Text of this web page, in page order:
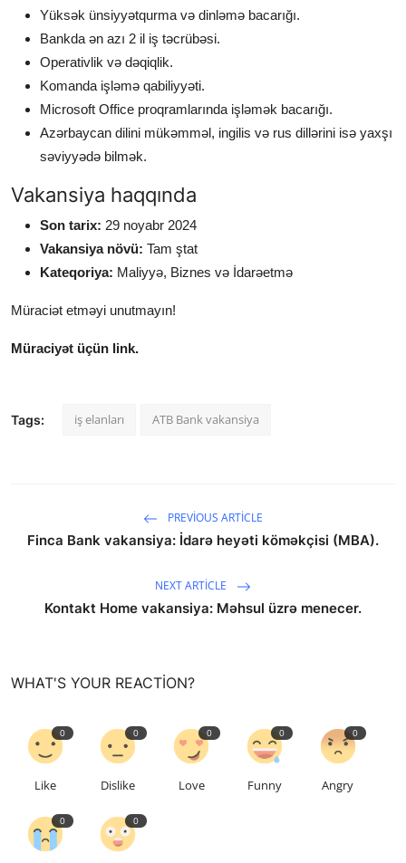
Yüksək ünsiyyətqurma və dinləmə bacarığı.
Bankda ən azı 2 il iş təcrübəsi.
Operativlik və dəqiqlik.
Komanda işləmə qabiliyyəti.
Microsoft Office proqramlarında işləmək bacarığı.
Azərbaycan dilini mükəmməl, ingilis və rus dillərini isə yaxşı
səviyyədə bilmək.
Vakansiya haqqında
Son tarix: 29 noyabr 2024
Vakansiya növü: Tam ştat
Kateqoriya: Maliyyə, Biznes və İdarəetmə
Müraciət etməyi unutmayın!
Müraciyət üçün link.
Tags: iş elanları ATB Bank vakansiya
PREVIOUS ARTICLE
Finca Bank vakansiya: İdarə heyəti köməkçisi (MBA).
NEXT ARTICLE
Kontakt Home vakansiya: Məhsul üzrə menecer.
WHAT'S YOUR REACTION?
0
Like
0
Dislike
0
Love
0
Funny
0
Angry
0 0